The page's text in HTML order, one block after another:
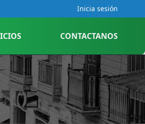
Inicia sesión
CONTACTANOS